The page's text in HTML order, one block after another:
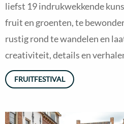
liefst 19 indrukwekkende
fruit en groenten, te
rustig rond te wandelen en
creativiteit, details en
FRUITFESTIVAL
Read